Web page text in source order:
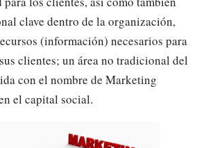
clave dentro de la organización,
(información) necesarios para
clientes; un área no tradicional del
con el nombre de Marketing
el capital social.